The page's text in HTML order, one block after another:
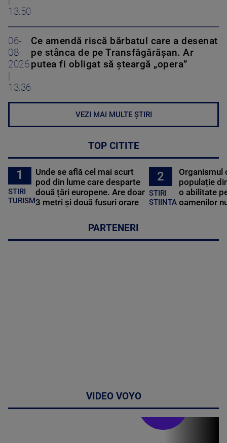
13:50
06-
08-
2026
13:36
Ce amendă riscă bărbatul care a desenat
pe stânca de pe Transfăgărășan. Ar
putea fi obligat să șteargă „opera”
VEZI MAI MULTE ȘTIRI
TOP CITITE
1
STIRI
TURISM
Unde se află cel mai scurt
pod din lume care desparte
două țări europene. Are doar
3 metri și două fusuri orare
2
STIRI
STIINTA
Organismul
populație
o abilitate
oamenilor
PARTENERI
VIDEO VOYO